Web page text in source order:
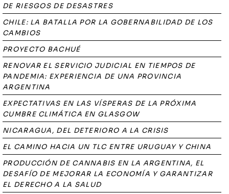
DE RIESGOS DE DESASTRES
CHILE: LA BATALLA POR LA GOBERNABILIDAD DE LOS
CAMBIOS
PROYECTO BACHUÉ
RENOVAR EL SERVICIO JUDICIAL EN TIEMPOS DE
PANDEMIA: EXPERIENCIA DE UNA PROVINCIA
ARGENTINA
EXPECTATIVAS EN LAS VÍSPERAS DE LA PRÓXIMA
CUMBRE CLIMÁTICA EN GLASGOW
NICARAGUA, DEL DETERIORO A LA CRISIS
EL CAMINO HACIA UN TLC ENTRE URUGUAY Y CHINA
PRODUCCIÓN DE CANNABIS EN LA ARGENTINA, EL
DESAFÍO DE MEJORAR LA ECONOMÍA Y GARANTIZAR
EL DERECHO A LA SALUD